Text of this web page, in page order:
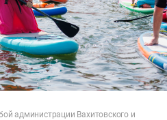
администрации Вахитовского и